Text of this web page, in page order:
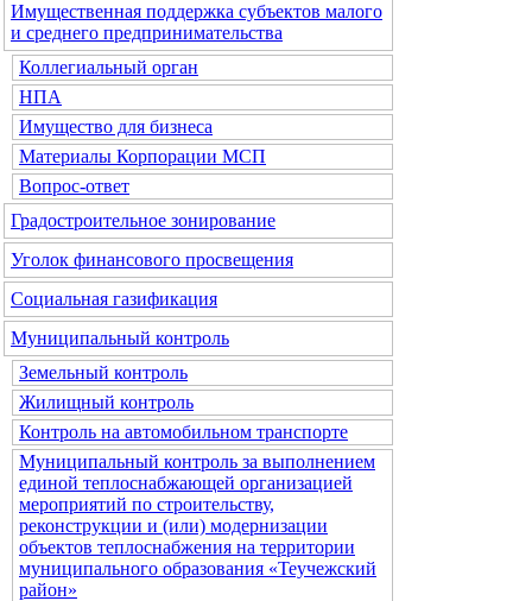
Имущественная поддержка субъектов малого
и среднего предпринимательства
Коллегиальный орган
НПА
Имущество для бизнеса
Материалы Корпорации МСП
Вопрос-ответ
Градостроительное зонирование
Уголок финансового просвещения
Социальная газификация
Муниципальный контроль
Земельный контроль
Жилищный контроль
Контроль на автомобильном транспорте
Муниципальный контроль за выполнением
единой теплоснабжающей организацией
мероприятий по строительству,
реконструкции и (или) модернизации
объектов теплоснабжения на территории
муниципального образования «Теучежский
район»